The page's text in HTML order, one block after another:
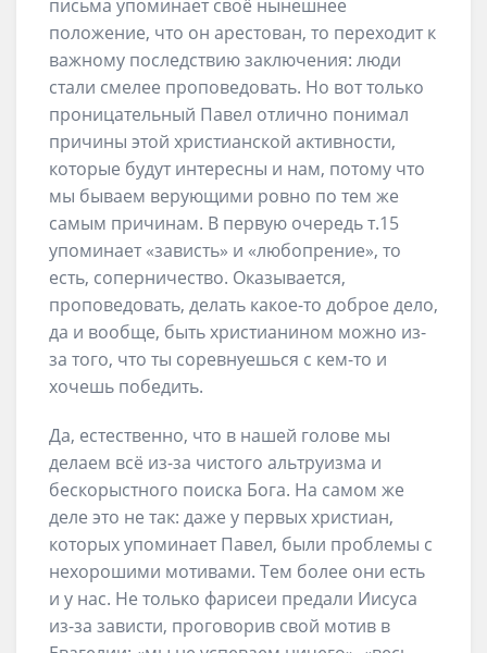
письма упоминает своё нынешнее
положение, что он арестован, то переходит к
важному последствию заключения: люди
стали смелее проповедовать. Но вот только
проницательный Павел отлично понимал
причины этой христианской активности,
которые будут интересны и нам, потому что
мы бываем верующими ровно по тем же
самым причинам. В первую очередь т.15
упоминает «зависть» и «любопрение», то
есть, соперничество. Оказывается,
проповедовать, делать какое-то доброе дело,
да и вообще, быть христианином можно из-
за того, что ты соревнуешься с кем-то и
хочешь победить.
Да, естественно, что в нашей голове мы
делаем всё из-за чистого альтруизма и
бескорыстного поиска Бога. На самом же
деле это не так: даже у первых христиан,
которых упоминает Павел, были проблемы с
нехорошими мотивами. Тем более они есть
и у нас. Не только фарисеи предали Иисуса
из-за зависти, проговорив свой мотив в